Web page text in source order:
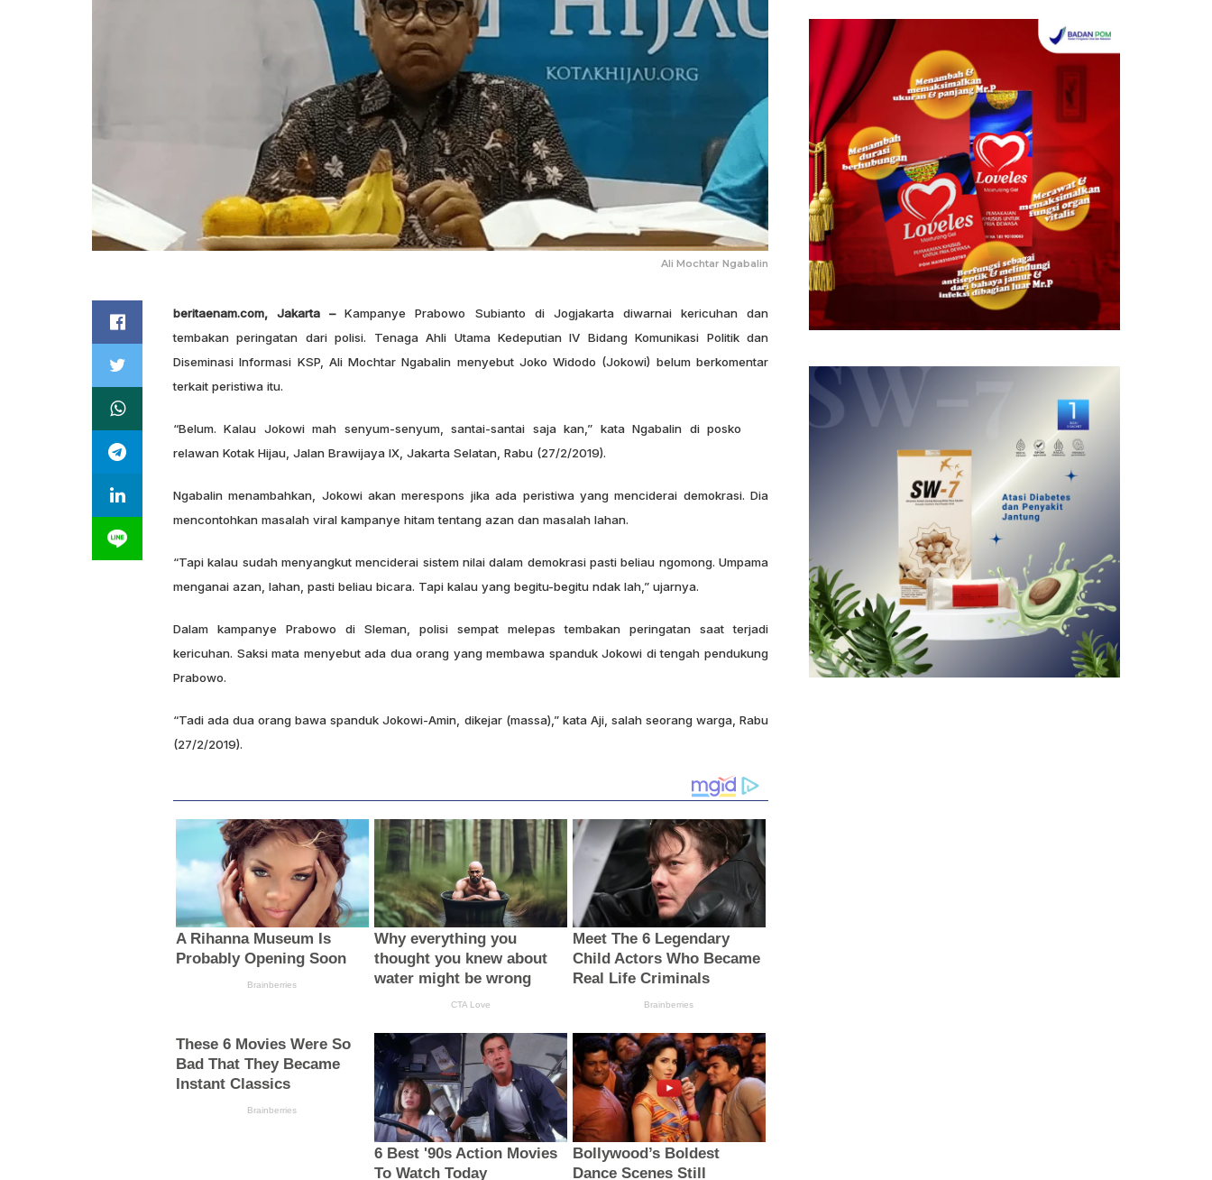
Ali Mochtar Ngabalin
beritaenam.com, Jakarta –Kampanye Prabowo Subianto di Jogjakarta diwarnai kericuhan dan
tembakan peringatan dari polisi. Tenaga Ahli Utama Kedeputian IV Bidang Komunikasi Politik dan
Diseminasi Informasi KSP, Ali Mochtar Ngabalin menyebut Joko Widodo (Jokowi) belum berkomentar
terkait peristiwa itu.
“Belum. Kalau Jokowi mah senyum-senyum, santai-santai saja kan,” kata Ngabalin di posko
relawan Kotak Hijau, Jalan Brawijaya IX, Jakarta Selatan, Rabu (27/2/2019).
Ngabalin menambahkan, Jokowi akan merespons jika ada peristiwa yang menciderai demokrasi. Dia
mencontohkan masalah viral kampanye hitam tentang azan dan masalah lahan.
“Tapi kalau sudah menyangkut menciderai sistem nilai dalam demokrasi pasti beliau ngomong. Umpama
menganai azan, lahan, pasti beliau bicara. Tapi kalau yang begitu-begitu ndak lah,” ujarnya.
Dalam kampanye Prabowo di Sleman, polisi sempat melepas tembakan peringatan saat terjadi
kericuhan. Saksi mata menyebut ada dua orang yang membawa spanduk Jokowi di tengah pendukung
Prabowo.
“Tadi ada dua orang bawa spanduk Jokowi-Amin, dikejar (massa),” kata Aji, salah seorang warga, Rabu
(27/2/2019).